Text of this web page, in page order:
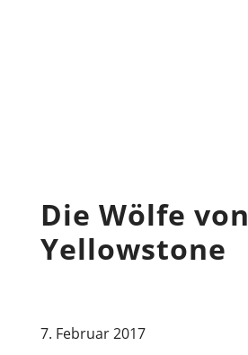
Die Wölfe von
Yellowstone
7. Februar 2017